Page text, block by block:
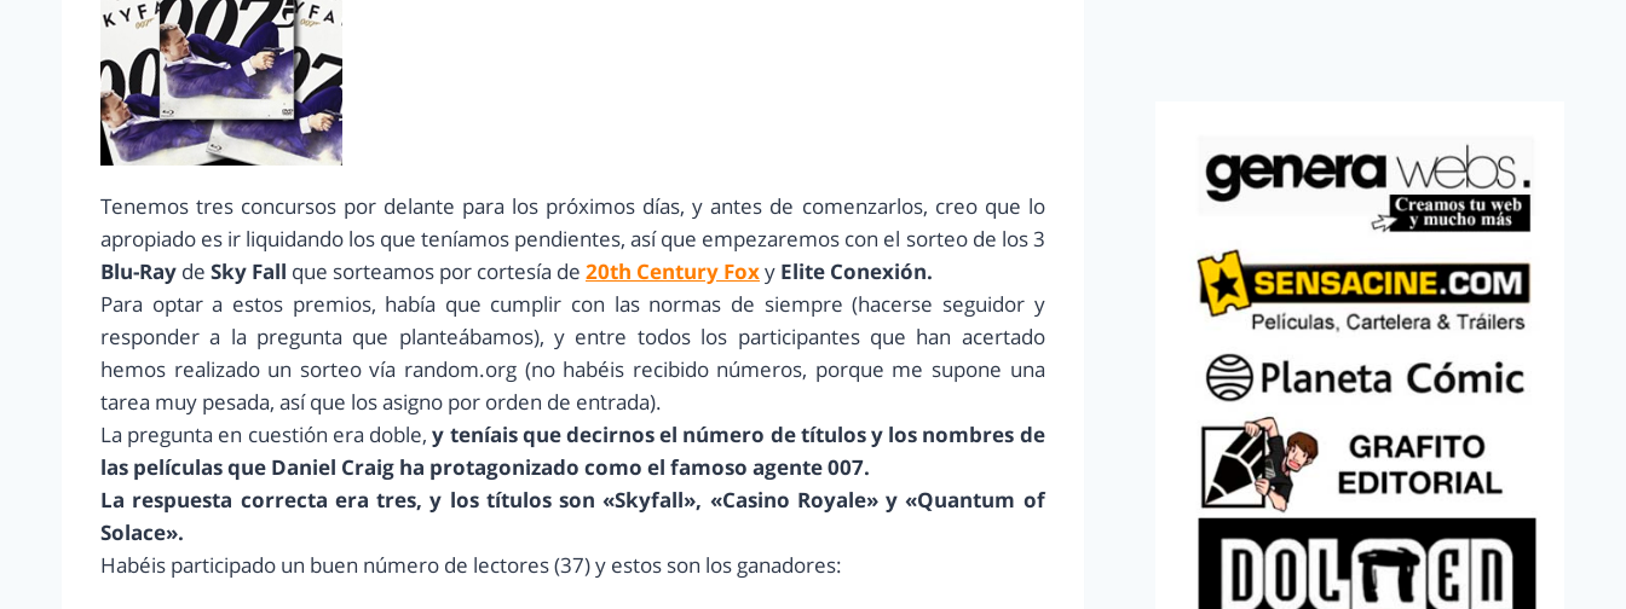
Tenemos tres concursos por delante para los próximos días, y antes de comenzarlos, creo que lo
apropiado es ir liquidando los que teníamos pendientes, así que empezaremos con el sorteo de los 3
Blu-Ray de Sky Fall que sorteamos por cortesía de 20th Century Foxy Elite Conexión.
Para optar a estos premios, había que cumplir con las normas de siempre (hacerse seguidor y
responder a la pregunta que planteábamos), y entre todos los participantes que han acertado
hemos realizado un sorteo vía random.org (no habéis recibido números, porque me supone una
tarea muy pesada, así que los asigno por orden de entrada).
La pregunta en cuestión era doble,y teníais que decirnos el número de títulos y los nombres de
las películas que Daniel Craig ha protagonizado como el famoso agente 007.
La respuesta correcta era tres, y los títulos son «Skyfall», «Casino Royale» y «Quantum of
Solace».
Habéis participado un buen número de lectores (37) y estos son los ganadores: